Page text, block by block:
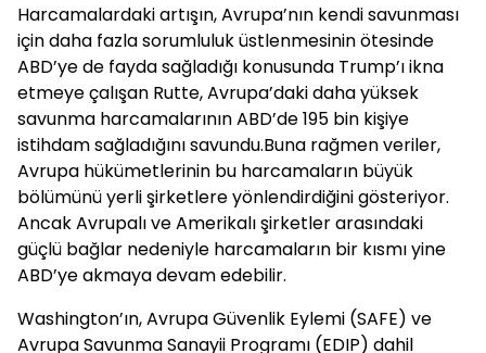
Harcamalardaki artışın, Avrupa’nın kendi savunması
için daha fazla sorumluluk üstlenmesinin ötesinde
ABD’ye de fayda sağladığı konusunda Trump’ı ikna
etmeye çalışan Rutte, Avrupa’daki daha yüksek
savunma harcamalarının ABD’de 195 bin kişiye
istihdam sağladığını savundu.Buna rağmen veriler,
Avrupa hükümetlerinin bu harcamaların büyük
bölümünü yerli şirketlere yönlendirdiğini gösteriyor.
Ancak Avrupalı ve Amerikalı şirketler arasındaki
güçlü bağlar nedeniyle harcamaların bir kısmı yine
ABD’ye akmaya devam edebilir.
Washington’ın, Avrupa Güvenlik Eylemi (SAFE) ve
Avrupa Savunma Sanayii Programı (EDIP) dahil